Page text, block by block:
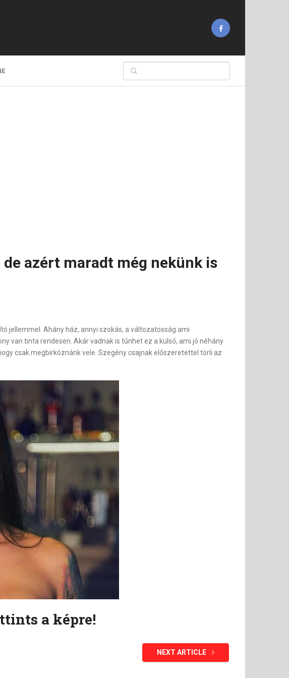
azért maradt még nekünk is
jellemmel. Ahány ház, annyi szokás, a változatosság ami
van tinta rendesen. Akár vadnak is tűnhet ez a külső, ami jó néhány
csak megbirkóznánk vele. Szegény csajnak előszeretettel törli az
a képre!
NEXT ARTICLE